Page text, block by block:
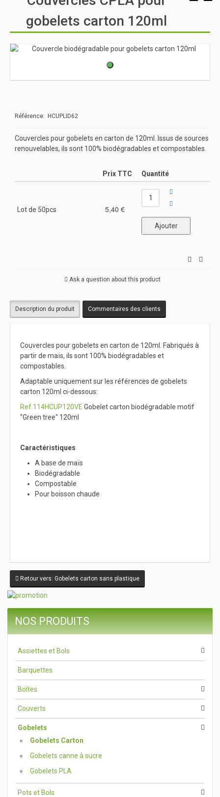
gobelets carton 120ml
Référence: HCUPLID62
Couvercles pour gobelets en carton de 120ml. Issus de sources
renouvelables, ils sont 100% biodégradables et compostables.
Prix TTC Quantité
Lot de 50pcs 5,40 €
Ask a question about this product
Description du produit Commentaires des clients
Couvercles pour gobelets en carton de 120ml. Fabriqués à
partir de maïs, ils sont 100% biodégradables et
compostables.
Adaptable uniquement sur les références de gobelets
carton 120ml ci-dessous:
Ref.114HCUP120VE Gobelet carton biodégradable motif
"Green tree" 120ml
Caractéristiques
A base de maïs
Biodégradable
Compostable
Pour boisson chaude
Retour vers: Gobelets carton sans plastique
NOS PRODUITS
Assiettes et Bols
Barquettes
Boîtes
Couverts
Gobelets
Gobelets Carton
Gobelets canne à sucre
Gobelets PLA
Pots et Bols